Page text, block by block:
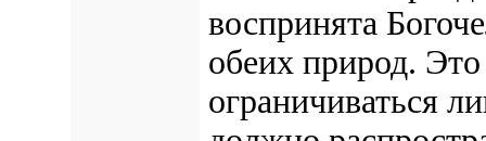
воспринята
обеих природ.
ограничиваться